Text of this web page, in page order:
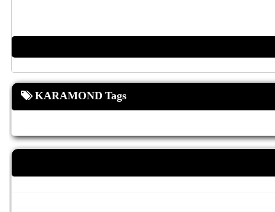
KARAMOND Tags